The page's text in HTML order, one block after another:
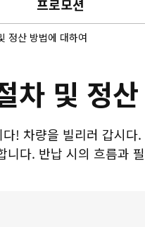
프로모션
정산 방법에 대하여
차 및 정
! 차량을 빌리러 갑시
다. 반납 시의 흐름과